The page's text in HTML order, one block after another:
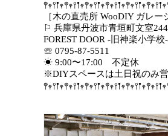
［木の直売所 WooDIY ガレー
⚐ 兵庫県丹波市青垣町文室244
FOREST DOOR -旧神楽小学校
☏ 0795-87-5511
☀︎ 9:00〜17:00 不定休
※DIYスペースは土日祝のみ